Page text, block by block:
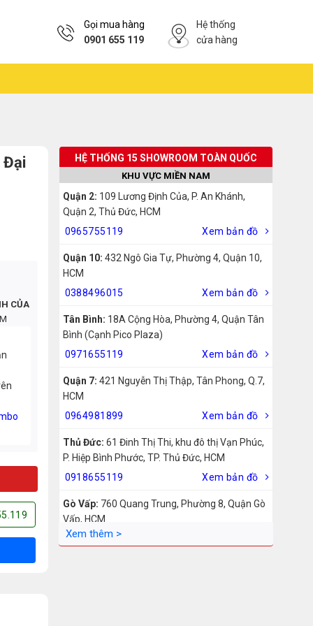
Gọi mua hàng
0901 655 119
Hệ thống
cửa hàng
HỆ THỐNG 15 SHOWROOM TOÀN QUỐC
KHU VỰC MIỀN NAM
Quận 2: 109 Lương Định Của, P. An Khánh,
Quận 2, Thủ Đức, HCM
0965755119
Xem bản đồ
Quận 10: 432 Ngô Gia Tự, Phường 4, Quận 10,
HCM
0388496015
Xem bản đồ
Tân Bình: 18A Cộng Hòa, Phường 4, Quận Tân
Bình (Cạnh Pico Plaza)
0971655119
Xem bản đồ
Quận 7: 421 Nguyễn Thị Thập, Tân Phong, Q.7,
HCM
0964981899
Xem bản đồ
Thủ Đức: 61 Đinh Thị Thi, khu đô thị Vạn Phúc,
P. Hiệp Bình Phước, TP. Thủ Đức, HCM
0918655119
Xem bản đồ
Gò Vấp: 760 Quang Trung, Phường 8, Quận Gò
Vấp, HCM
0942755119
Đại
CỦA